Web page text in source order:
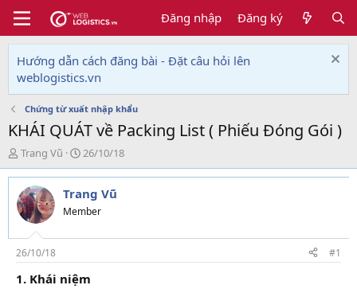
Đăng nhập Đăng ký
Hướng dẫn cách đăng bài - Đặt câu hỏi lên
weblogistics.vn
Chứng từ xuất nhập khẩu
KHÁI QUÁT về Packing List ( Phiếu Đóng Gói )
T
h
r
e
a
d
s
t
a
r
Trang Vũ
N
g
à
y
g
i
26/10/18
Trang Vũ
Member
26/10/18 #1
1. Khái niệm